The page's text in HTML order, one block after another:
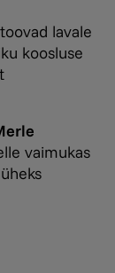
lavale
koosluse
vaimukas